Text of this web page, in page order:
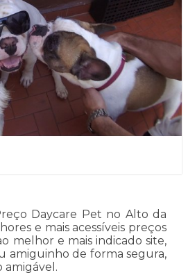
Daycare Pet no Alto da
e mais acessíveis preços
melhor e mais indicado site,
amiguinho de forma segura,